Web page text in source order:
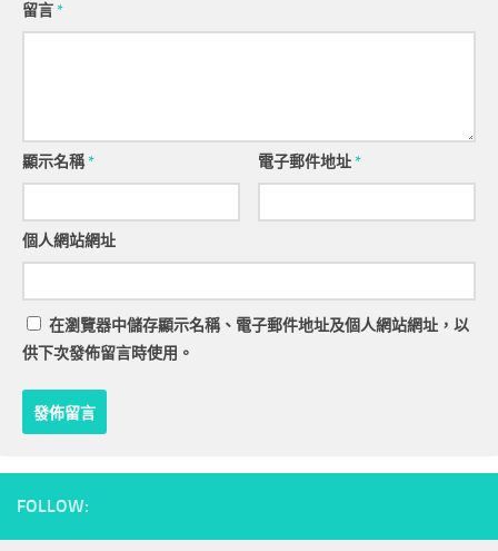
留言*
顯示名稱* 電子郵件地址*
個人網站網址
在瀏覽器中儲存顯示名稱、電子郵件地址及個人網站網址，以
供下次發佈留言時使用。
FOLLOW: